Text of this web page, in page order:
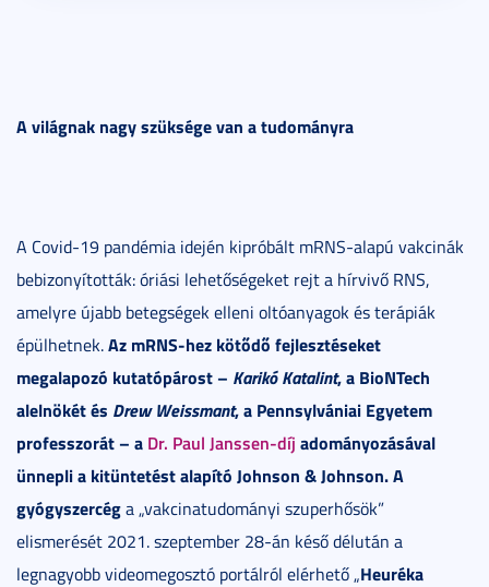
A világnak nagy szüksége van a tudományra
A Covid-19 pandémia idején kipróbált mRNS-alapú vakcinák
bebizonyították: óriási lehetőségeket rejt a hírvivő RNS,
amelyre újabb betegségek elleni oltóanyagok és terápiák
épülhetnek.Az mRNS-hez kötődő fejlesztéseket
megalapozó kutatópárost – Karikó Katalint, a BioNTech
alelnökét és Drew Weissmant, a Pennsylvániai Egyetem
professzorát – a Dr. Paul Janssen-díj adományozásával
ünnepli a kitüntetést alapító Johnson & Johnson. A
gyógyszercéga „vakcinatudományi szuperhősök”
elismerését 2021. szeptember 28-án késő délután a
legnagyobb videomegosztó portálról elérhető „Heuréka